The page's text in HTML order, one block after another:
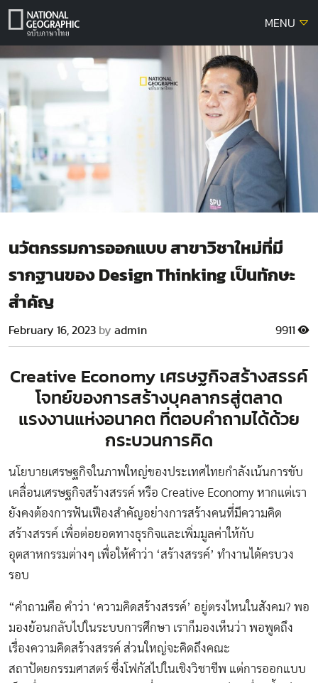
Skip
MENU
นวัตกรรมการออกแบบ สาขาวิชาใหม่ที่มี
รากฐานของ Design Thinking เป็นทักษะ
สำคัญ
February 16, 2023 by admin 9911
Creative Economy เศรษฐกิจสร้างสรรค์
โจทย์ของการสร้างบุคลากรสู่ตลาด
แรงงานแห่งอนาคต ที่ตอบคำถามได้ด้วย
กระบวนการคิด
นโยบายเศรษฐกิจในภาพใหญ่ของประเทศไทยกำลังเน้นการขับ
เคลื่อนเศรษฐกิจสร้างสรรค์ หรือ Creative Economy หากแต่เรา
ยังคงต้องการฟันเฟืองสำคัญอย่างการสร้างคนที่มีความคิด
สร้างสรรค์ เพื่อต่อยอดทางธุรกิจและเพิ่มมูลค่าให้กับ
อุตสาหกรรมต่างๆ เพื่อให้คำว่า ‘สร้างสรรค์’ ทำงานได้ครบวง
รอบ
“คำถามคือ คำว่า ‘ความคิดสร้างสรรค์’ อยู่ตรงไหนในสังคม? พอ
มองย้อนกลับไปในระบบการศึกษา เราก็มองเห็นว่า พอพูดถึง
เรื่องความคิดสร้างสรรค์ ส่วนใหญ่จะคิดถึงคณะ
สถาปัตยกรรมศาสตร์ ซึ่งโฟกัสไปในเชิงวิชาชีพ แต่การออกแบบ